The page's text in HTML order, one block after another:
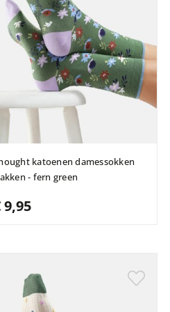
katoenen damessokken
- fern green
9,95